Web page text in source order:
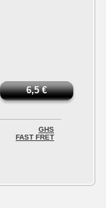
6,5€
GHS
FAST FRET